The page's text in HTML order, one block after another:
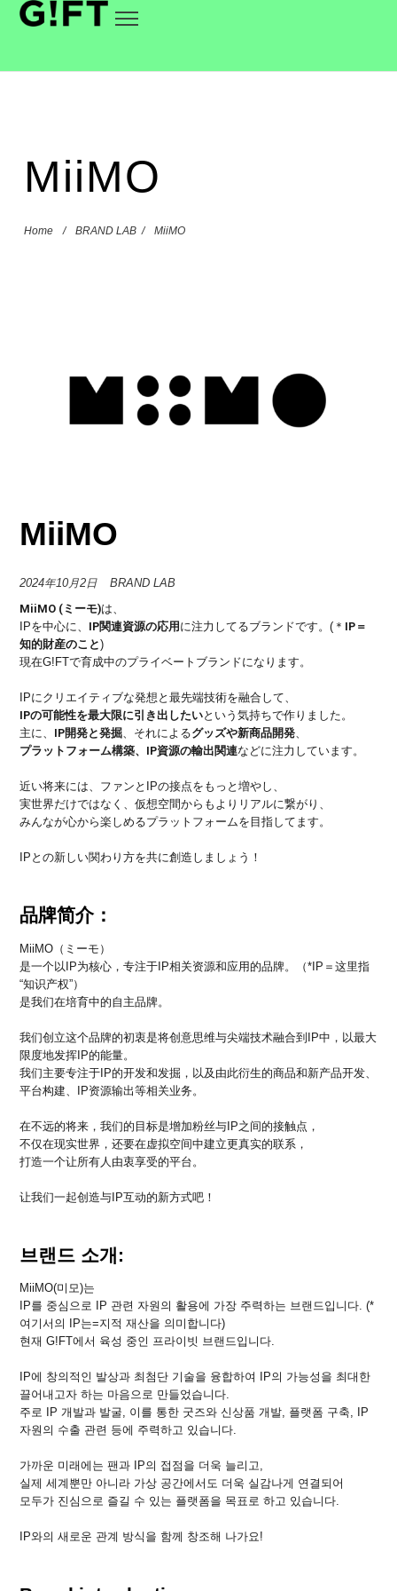
MiiMO
Home / BRAND LAB / MiiMO
MiiMO
2024年10月2日 BRAND LAB
MiiMO (ミーモ)は、
IPを中心に、 IP関連資源の応用 に注力してるブランドです。(＊ IP＝
知的財産のこと)
現在G!FTで育成中のプライベートブランドになります。
IPにクリエイティブな発想と最先端技術を融合して、
IPの可能性を最大限に引き出したいという気持ちで作りました。
主に、 IP開発と発掘、それによるグッズや新商品開発、
プラットフォーム構築、IP資源の輸出関連などに注力しています。
近い将来には、ファンとIPの接点をもっと増やし、
実世界だけではなく、仮想空間からもよりリアルに繋がり、
みんなが心から楽しめるプラットフォームを目指してます。
IPとの新しい関わり方を共に創造しましょう！
品牌简介：
MiiMO（ミーモ）
是一个以IP为核心，专注于IP相关资源和应用的品牌。（*IP＝这里指
“知识产权”）
是我们在培育中的自主品牌。
我们创立这个品牌的初衷是将创意思维与尖端技术融合到IP中，以最大
限度地发挥IP的能量。
我们主要专注于IP的开发和发掘，以及由此衍生的商品和新产品开发、
平台构建、IP资源输出等相关业务。
在不远的将来，我们的目标是增加粉丝与IP之间的接触点，
不仅在现实世界，还要在虚拟空间中建立更真实的联系，
打造一个让所有人由衷享受的平台。
让我们一起创造与IP互动的新方式吧！
브랜드 소개:
MiiMO(미모)는
IP를 중심으로 IP 관련 자원의 활용에 가장 주력하는 브랜드입니다. (*
여기서의 IP는=지적 재산을 의미합니다)
현재 G!FT에서 육성 중인 프라이빗 브랜드입니다.
IP에 창의적인 발상과 최첨단 기술을 융합하여 IP의 가능성을 최대한
끌어내고자 하는 마음으로 만들었습니다.
주로 IP 개발과 발굴, 이를 통한 굿즈와 신상품 개발, 플랫폼 구축, IP
자원의 수출 관련 등에 주력하고 있습니다.
가까운 미래에는 팬과 IP의 접점을 더욱 늘리고,
실제 세계뿐만 아니라 가상 공간에서도 더욱 실감나게 연결되어
모두가 진심으로 즐길 수 있는 플랫폼을 목표로 하고 있습니다.
IP와의 새로운 관계 방식을 함께 창조해 나가요!